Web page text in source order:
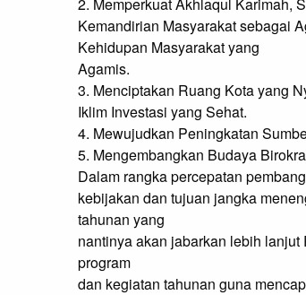
Kemandirian Masyarakat sebagai
Kehidupan Masyarakat yang
Agamis.
3. Menciptakan Ruang Kota yang
Iklim Investasi yang Sehat.
4. Mewujudkan Peningkatan
5. Mengembangkan Budaya
Dalam rangka percepatan
kebijakan dan tujuan jangka
tahunan yang
nantinya akan jabarkan lebih
program
dan kegiatan tahunan guna